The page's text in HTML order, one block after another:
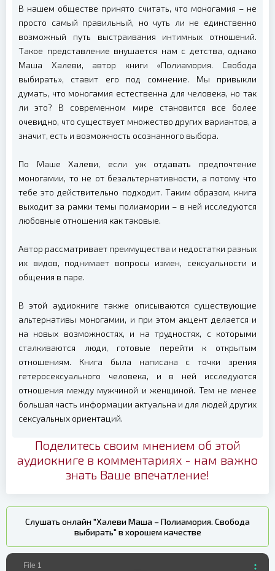
В нашем обществе принято считать, что моногамия – не
просто самый правильный, но чуть ли не единственно
возможный путь выстраивания интимных отношений.
Такое представление внушается нам с детства, однако
Маша Халеви, автор книги «Полиамория. Свобода
выбирать», ставит его под сомнение. Мы привыкли
думать, что моногамия естественна для человека, но так
ли это? В современном мире становится все более
очевидно, что существует множество других вариантов, а
значит, есть и возможность осознанного выбора.
По Маше Халеви, если уж отдавать предпочтение
моногамии, то не от безальтернативности, а потому что
тебе это действительно подходит. Таким образом, книга
выходит за рамки темы полиамории – в ней исследуются
любовные отношения как таковые.
Автор рассматривает преимущества и недостатки разных
их видов, поднимает вопросы измен, сексуальности и
общения в паре.
В этой аудиокниге также описываются существующие
альтернативы моногамии, и при этом акцент делается и
на новых возможностях, и на трудностях, с которыми
сталкиваются люди, готовые перейти к открытым
отношениям. Книга была написана с точки зрения
гетеросексуального человека, и в ней исследуются
отношения между мужчиной и женщиной. Тем не менее
большая часть информации актуальна и для людей других
сексуальных ориентаций.
Поделитесь своим мнением об этой
аудиокниге в комментариях - нам важно
знать Ваше впечатление!
Слушать онлайн "Халеви Маша – Полиамория. Свобода
выбирать" в хорошем качестве
File 1